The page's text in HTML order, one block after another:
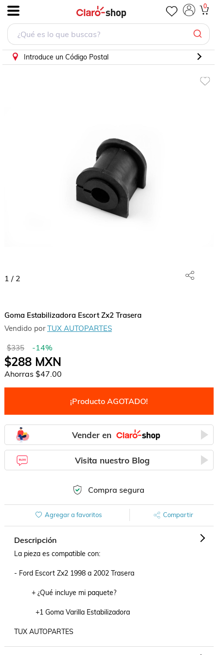
0
Introduce un Código Postal
1 / 2
Goma Estabilizadora Escort Zx2 Trasera
Vendido porTUX AUTOPARTES
$335 -14%
$288MXN
Ahorras $47.00
¡Producto AGOTADO!
Vender en
Visita nuestro Blog
Compra segura
Agregar a favoritos Compartir
Descripción
La pieza es compatible con:
- Ford Escort Zx2 1998 a 2002 Trasera
         + ¿Qué incluye mi paquete?
           +1 Goma Varilla Estabilizadora
TUX AUTOPARTES
Goma Estabilizadora Escort Zx2 Trasera